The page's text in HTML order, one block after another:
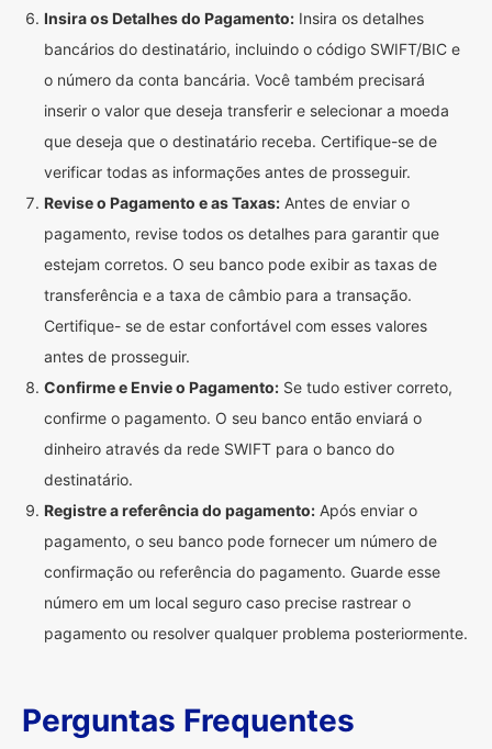
Insira os Detalhes do Pagamento: Insira os detalhes
bancários do destinatário, incluindo o código SWIFT/BIC e
o número da conta bancária. Você também precisará
inserir o valor que deseja transferir e selecionar a moeda
que deseja que o destinatário receba. Certifique-se de
verificar todas as informações antes de prosseguir.
Revise o Pagamento e as Taxas: Antes de enviar o
pagamento, revise todos os detalhes para garantir que
estejam corretos. O seu banco pode exibir as taxas de
transferência e a taxa de câmbio para a transação.
Certifique- se de estar confortável com esses valores
antes de prosseguir.
Confirme e Envie o Pagamento: Se tudo estiver correto,
confirme o pagamento. O seu banco então enviará o
dinheiro através da rede SWIFT para o banco do
destinatário.
Registre a referência do pagamento: Após enviar o
pagamento, o seu banco pode fornecer um número de
confirmação ou referência do pagamento. Guarde esse
número em um local seguro caso precise rastrear o
pagamento ou resolver qualquer problema posteriormente.
Perguntas Frequentes